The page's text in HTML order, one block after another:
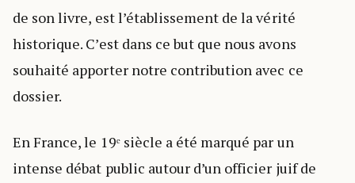
de son livre, est l’établissement de la vérité
historique. C’est dans ce but que nous avons
souhaité apporter notre contribution avec ce
dossier.
En France, le 19ᵉ siècle a été marqué par un
intense débat public autour d’un officier juif de